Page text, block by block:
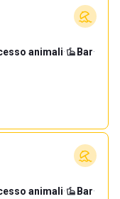
animali· Bar·
animali· Bar·